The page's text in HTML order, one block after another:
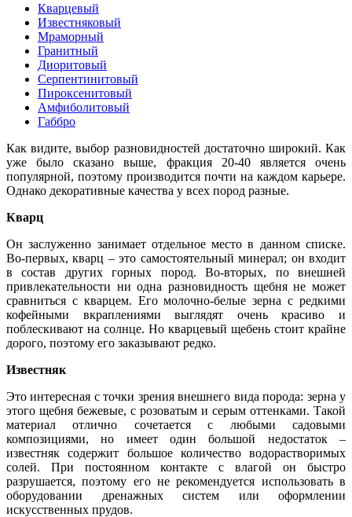
Кварцевый
Известняковый
Мраморный
Гранитный
Диоритовый
Серпентинитовый
Пироксенитовый
Амфиболитовый
Габбро
Как видите, выбор разновидностей достаточно широкий. Как
уже было сказано выше, фракция 20-40 является очень
популярной, поэтому производится почти на каждом карьере.
Однако декоративные качества у всех пород разные.
Кварц
Он заслуженно занимает отдельное место в данном списке.
Во-первых, кварц – это самостоятельный минерал; он входит
в состав других горных пород. Во-вторых, по внешней
привлекательности ни одна разновидность щебня не может
сравниться с кварцем. Его молочно-белые зерна с редкими
кофейными вкраплениями выглядят очень красиво и
поблескивают на солнце. Но кварцевый щебень стоит крайне
дорого, поэтому его заказывают редко.
Известняк
Это интересная с точки зрения внешнего вида порода: зерна у
этого щебня бежевые, с розоватым и серым оттенками. Такой
материал отлично сочетается с любыми садовыми
композициями, но имеет один большой недостаток –
известняк содержит большое количество водорастворимых
солей. При постоянном контакте с влагой он быстро
разрушается, поэтому его не рекомендуется использовать в
оборудовании дренажных систем или оформлении
искусственных прудов.